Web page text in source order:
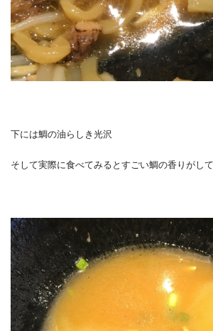
下には鯛の油らしき光沢
そして実際に食べてみるとすごい鯛の香りがし